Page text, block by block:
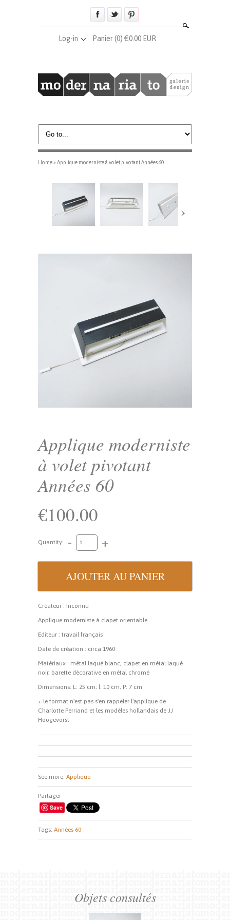
Log-in Panier(0) €0.00 EUR
Home» Applique moderniste à volet pivotant Années 60
›
Applique moderniste
à volet pivotant
Années 60
€100.00
Quantity: - +
Créateur : Inconnu
Applique moderniste à clapet orientable
Editeur : travail français
Date de création : circa 1960
Matériaux : métal laqué blanc, clapet en métal laqué
noir, barette décorative en métal chromé
Dimensions: L: 25 cm; l: 10 cm, P: 7 cm
+ le format n'est pas s'en rappeler l'applique de
Charlotte Perriand et les modèles hollandais de JJ
Hoogevorst
See more: Applique
Partager
Save
Tags: Années 60
Objets consultés